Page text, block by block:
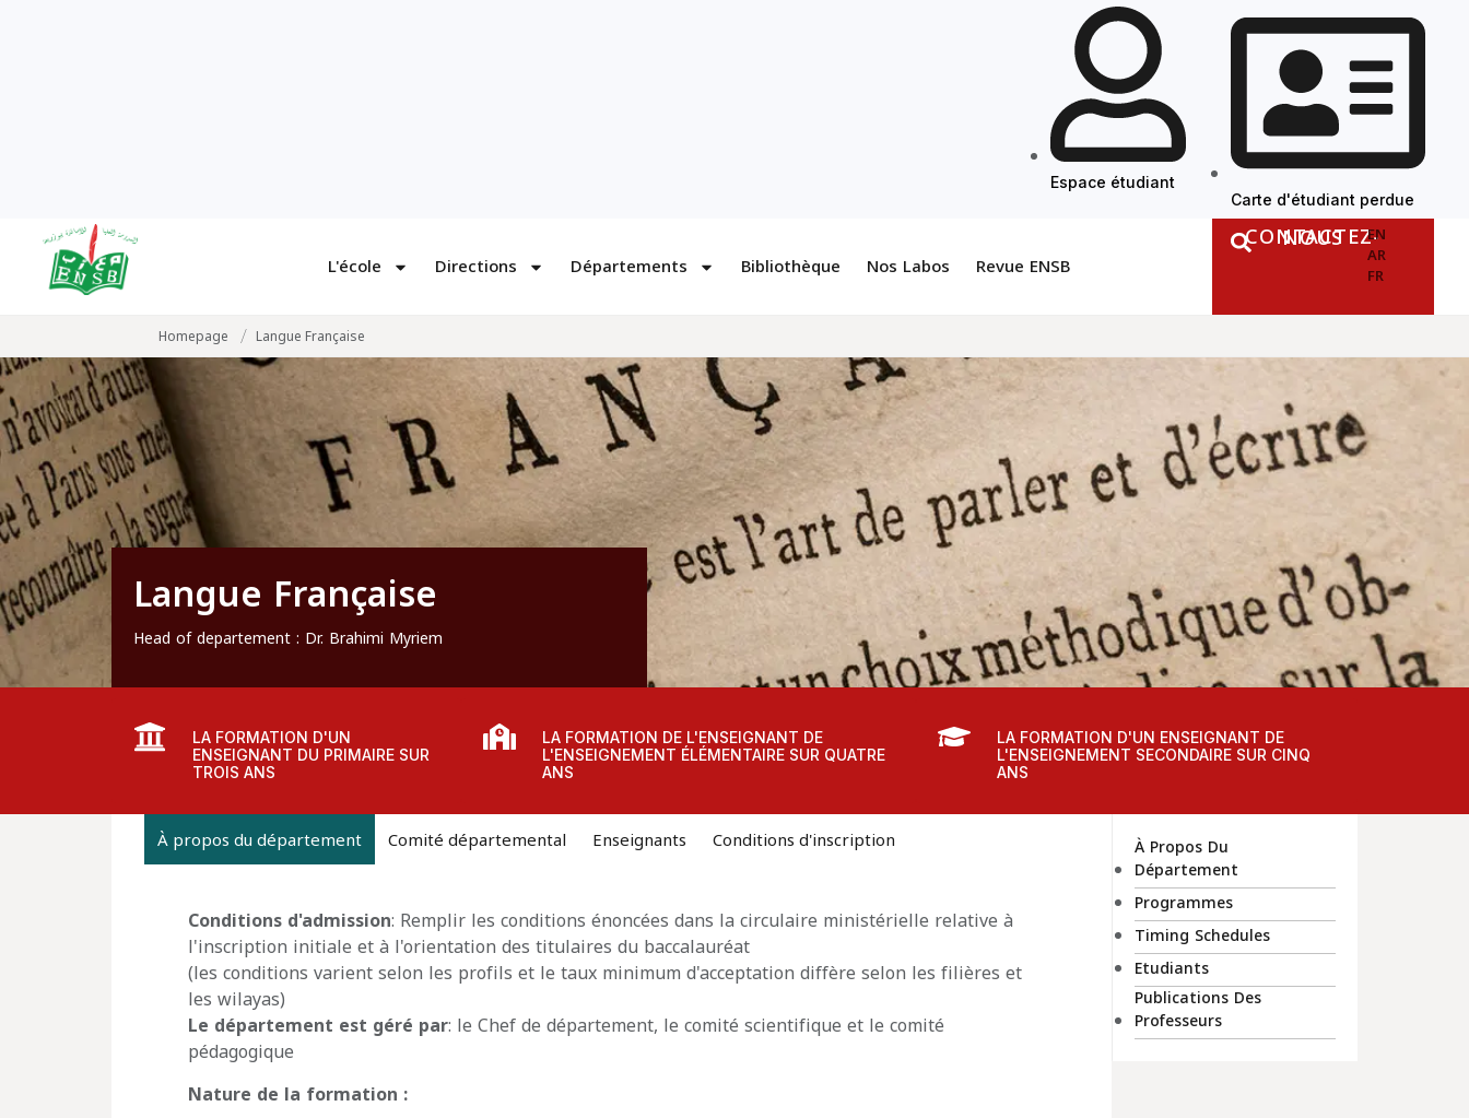
Espace étudiant
Carte d'étudiant perdue
L'école Directions Départements Bibliothèque Nos Labos Revue ENSB
CONTACTEZ-NOUS
EN
AR
FR
Homepage / Langue Française
Langue Française
Head of departement : Dr. Brahimi Myriem
LA FORMATION D'UN
ENSEIGNANT DU PRIMAIRE SUR
TROIS ANS
LA FORMATION DE L'ENSEIGNANT DE
L'ENSEIGNEMENT ÉLÉMENTAIRE SUR QUATRE
ANS
LA FORMATION D'UN ENSEIGNANT DE
L'ENSEIGNEMENT SECONDAIRE SUR CINQ
ANS
À propos du département Comité départemental Enseignants Conditions d'inscription
Conditions d'admission: Remplir les conditions énoncées dans la circulaire ministérielle relative à
l'inscription initiale et à l'orientation des titulaires du baccalauréat
(les conditions varient selon les profils et le taux minimum d'acceptation diffère selon les filières et
les wilayas)
Le département est géré par: le Chef de département, le comité scientifique et le comité
pédagogique
Nature de la formation :
À Propos Du
Département
Programmes
Timing Schedules
Etudiants
Publications Des
Professeurs